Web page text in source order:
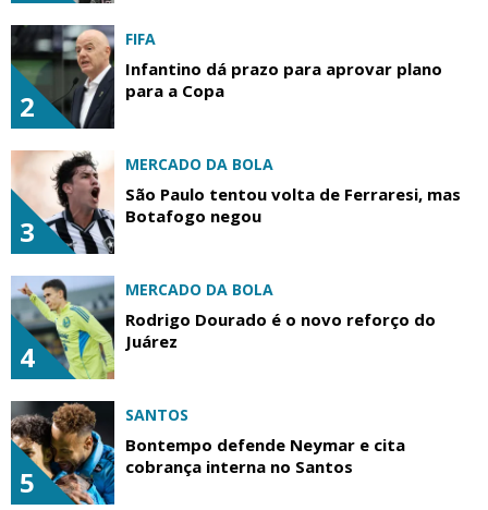
2
FIFA
Infantino dá prazo para aprovar plano
para a Copa
3
MERCADO DA BOLA
São Paulo tentou volta de Ferraresi, mas
Botafogo negou
4
MERCADO DA BOLA
Rodrigo Dourado é o novo reforço do
Juárez
5
SANTOS
Bontempo defende Neymar e cita
cobrança interna no Santos